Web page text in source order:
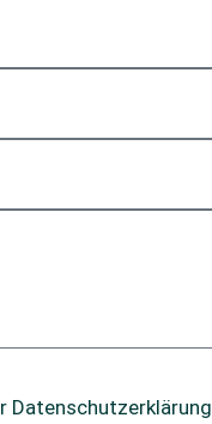
Datenschutzerklärung